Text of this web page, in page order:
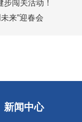
闯关活动！
来”迎春会
新闻中心